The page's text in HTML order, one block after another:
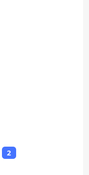
2